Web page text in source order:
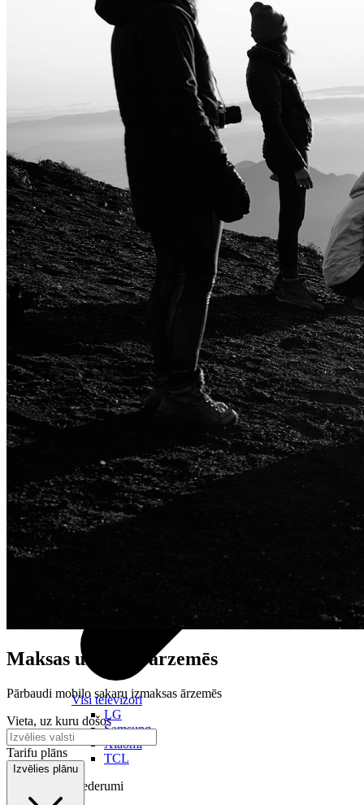
Honor
Nokia
Doro
Piederumi
Vāciņi un maciņi
Aizsargstikli
Lādētāji un adapteri
Power banks
Austiņas
Brīvroku sistēmas
Irbuļi
Atmiņas kartes
Telefonu turētaji
Stabilizatori
Televizori
Visi televizori
LG
Samsung
Xiaomi
TCL
Piederumi
Maksas un tarifi ārzemēs
Pārbaudi mobilo sakaru izmaksas ārzemēs
Vieta, uz kuru došos
Tarifu plāns
Izvēlies plānu